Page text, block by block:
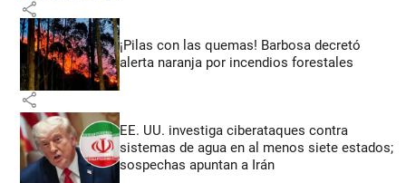
share
¡Pilas con las quemas! Barbosa decretó
alerta naranja por incendios forestales
share
EE. UU. investiga ciberataques contra
sistemas de agua en al menos siete estados;
sospechas apuntan a Irán